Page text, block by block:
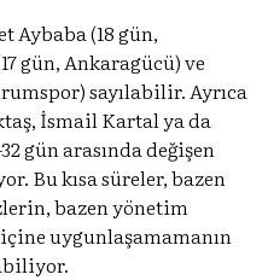
Aybaba (18 gün,
gün, Ankaragücü) ve
sayılabilir. Ayrıca
İsmail Kartal ya da
gün arasında değişen
Bu kısa süreler, bazen
bazen yönetim
içine uygunlaşamamanın